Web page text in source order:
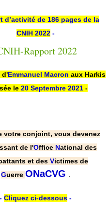
d’activité de 186 pages de la
CNIH 2022 -
d'Emmanuel Macron aux Harkis
le 20 Septembre 2021 -
votre conjoint, vous devenez
de l'Office National des
et des Victimes de
Guerre ONaCVG .
- Cliquez ci-dessous -